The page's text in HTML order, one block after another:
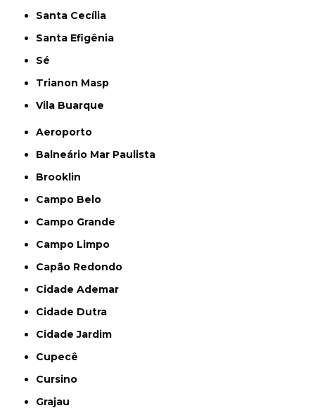
Santa Cecília
Santa Efigênia
Sé
Trianon Masp
Vila Buarque
Aeroporto
Balneário Mar Paulista
Brooklin
Campo Belo
Campo Grande
Campo Limpo
Capão Redondo
Cidade Ademar
Cidade Dutra
Cidade Jardim
Cupecê
Cursino
Grajau